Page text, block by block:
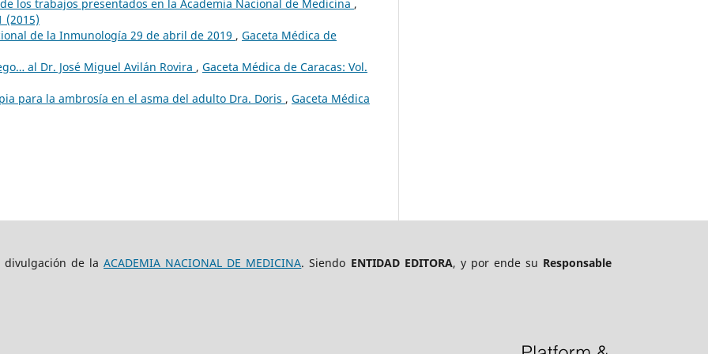
los trabajos presentados en la Academia Nacional de Medicina ,
(2015)
de la Inmunología 29 de abril de 2019 , Gaceta Médica de
al Dr. José Miguel Avilán Rovira , Gaceta Médica de Caracas: Vol.
para la ambrosía en el asma del adulto Dra. Doris , Gaceta Médica
divulgación de laACADEMIA NACIONAL DE MEDICINA. Siendo ENTIDAD EDITORA, y por ende su Responsable